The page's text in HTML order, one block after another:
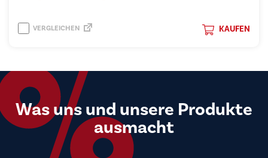
KAUFEN
VERGLEICHEN
Was uns und unsere Produkte
ausmacht